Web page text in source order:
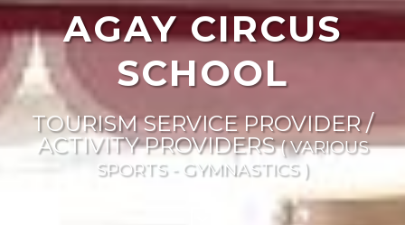
AGAY CIRCUS
SCHOOL
TOURISM SERVICE PROVIDER /
ACTIVITY PROVIDERS( VARIOUS
SPORTS - GYMNASTICS )